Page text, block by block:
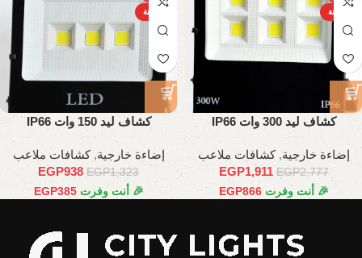
الساخنة
كشاف ليد 300 وات IP66
إضاءة خارجية,كشافات ملاعب
EGP2,777
EGP1,911
🎉 أنت وفرت EGP866
الساخنة
كشاف ليد 150 وات IP66
إضاءة خارجية,كشافات ملاعب
EGP1,323
EGP938
🎉 أنت وفرت EGP385